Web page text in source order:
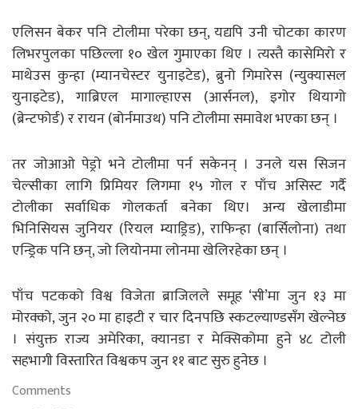
एलिसन बेकर पनि टोलीमा परेका छन्, यद्यपि उनी चोटका कारण
लिभरपुलका पछिल्ला १० खेल गुमाएका थिए । त्यस्तै कासेमिरो र
माथेउस कुन्हा (म्यानचेस्टर युनाइटेड), ब्रुनो गिमारेस (न्युक्यासल
युनाइटेड), गाब्रिएल मागाल्हाएस (आर्सनल), इगोर थियागो
(ब्रेन्टफोर्ड) र रायन (बोर्नमाउथ) पनि टोलीमा समावेश भएका छन् ।
तर जोआओ पेड्रो भने टोलीमा पर्न सकेनन् । उनले यस सिजन
चेल्सीका लागि प्रिमियर लिगमा १५ गोल र पाँच असिस्ट गर्दै
टोलीका सर्वाधिक गोलकर्ता बनेका थिए। अन्य खेलाडीमा
भिनिसियस जुनियर (रियल म्याड्रिड), राफिन्हा (बार्सिलोना) तथा
एन्ड्रिक पनि छन्, जो लियोनमा लोनमा खेलिरहेका छन् ।
पाँच पटकको विश्व विजेता ब्राजिलले समूह ‘सी’मा जुन १३ मा
मोरक्को, जुन २० मा हाइटी र चार दिनपछि स्कटल्याण्डसँग खेल्नेछ
। संयुक्त राज्य अमेरिका, क्यानडा र मेक्सिकोमा हुने ४८ टोली
सहभागी विस्तारित विश्वकप जुन ११ बाट सुरु हुनेछ ।
Comments